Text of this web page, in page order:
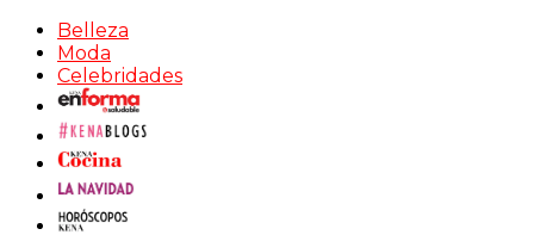
Belleza
Moda
Celebridades